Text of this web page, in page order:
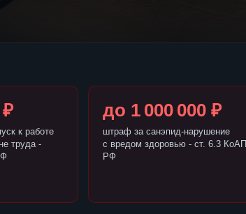
к работе
труда -
до 1 000 000 ₽
штраф за санэпид-нарушение
с вредом здоровью - ст. 6.3 КоАП
РФ